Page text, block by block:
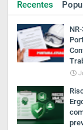
Recentes